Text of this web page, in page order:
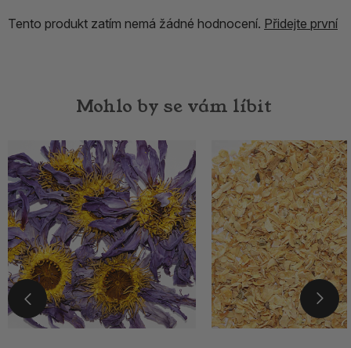
Tento produkt zatím nemá žádné hodnocení. Přidejte první
Mohlo by se vám líbit